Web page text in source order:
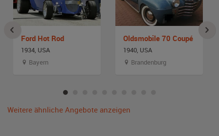
Ford Hot Rod
1934, USA
Bayern
Oldsmobile 70 Coupé
1940, USA
Brandenburg
Weitere ähnliche Angebote anzeigen